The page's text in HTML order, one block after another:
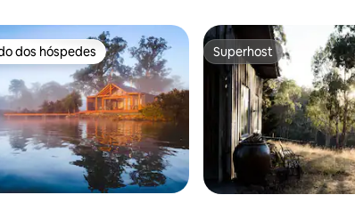
preferidos dos hóspedes
dos hóspedes Superhost
Superhost